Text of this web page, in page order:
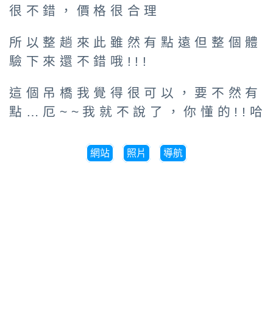
很不錯，價格很合理
所以整趟來此雖然有點遠但整個體
驗下來還不錯哦!!!
這個吊橋我覺得很可以，要不然有
點…厄~~我就不說了，你懂的!!哈
網站 照片 導航